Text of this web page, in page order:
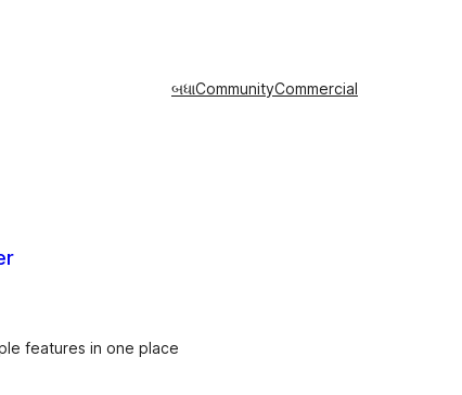
બધાCommunityCommercial
features in one place